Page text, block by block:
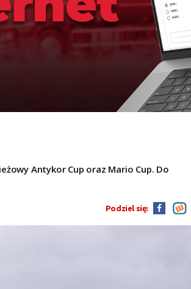
Antykor Cup oraz Mario Cup. Do
Podziel się: